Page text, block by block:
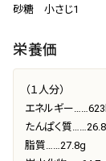
砂糖 小さじ1
栄養価
（１人分）
エネルギー
たんぱく質
脂質……27.8g